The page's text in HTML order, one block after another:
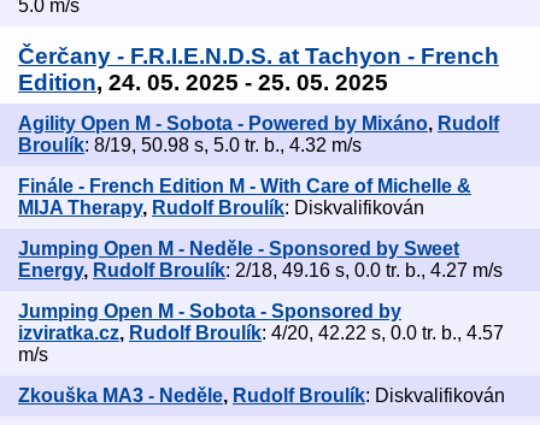
5.0 m/s
Čerčany - F.R.I.E.N.D.S. at Tachyon - French
Edition, 24. 05. 2025 - 25. 05. 2025
Agility Open M - Sobota - Powered by Mixáno, Rudolf
Broulík: 8/19, 50.98 s, 5.0 tr. b., 4.32 m/s
Finále - French Edition M - With Care of Michelle &
MIJA Therapy, Rudolf Broulík: Diskvalifikován
Jumping Open M - Neděle - Sponsored by Sweet
Energy, Rudolf Broulík: 2/18, 49.16 s, 0.0 tr. b., 4.27 m/s
Jumping Open M - Sobota - Sponsored by
izviratka.cz, Rudolf Broulík: 4/20, 42.22 s, 0.0 tr. b., 4.57
m/s
Zkouška MA3 - Neděle, Rudolf Broulík: Diskvalifikován